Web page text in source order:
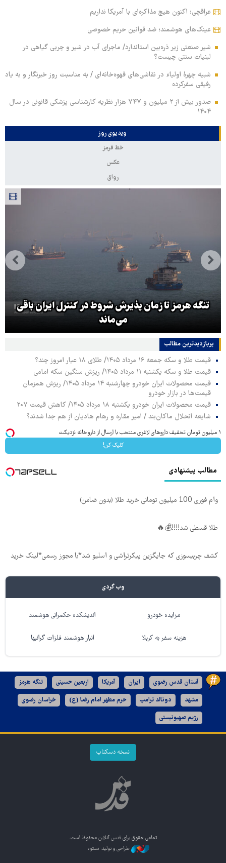
عراقچی: اکنون هیچ مذاکره‌ای با آمریکا نداریم
عینک‌های هوشمند؛ ضد قوانین حریم خصوصی
شیر صنعتی زیر ذره‌بین استاندارد/ ماجرای آب در شیر و چربی گیاهی در
لبنیات سنتی چیست؟
شبیه چهرۀ اولیاء در نقاشی‌های قهوه‌خانه‌ای / به مناسبت روز خبرنگار و به یاد
رفیقی سفرکرده
صدور بیش از ۲ میلیون و ۷۴۷ هزار نظریه کارشناسی پزشکی قانونی در سال
۱۴۰۴
ویدیوی روز
خط قرمز
عکس
رواق
تنگه هرمز تا زمان پذیرش شروط در کنترل ایران باقی
می‌ماند
پربازدیدترین‌ مطالب
قیمت طلا و سکه جمعه ۱۶ مرداد ۱۴۰۵/ طلای ۱۸ عیار امروز چند؟
قیمت طلا و سکه یکشنبه ۱۱ مرداد ۱۴۰۵/ ریزش سنگین سکه امامی
قیمت محصولات ایران خودرو چهارشنبه ۱۴ مرداد ۱۴۰۵/ ریزش همزمان
قیمت‌ها در بازار خودرو
قیمت محصولات ایران خودرو یکشنبه ۱۸ مرداد ۱۴۰۵/ کاهش قیمت ۲۰۷
شایعه انحلال ماکان‌بند / امیر مقاره و رهام هادیان از هم جدا شدند؟
۱ میلیون تومان تخفیف داروهای لاغری منتخب با ارسال از داروخانه نزدیکت
کلیک کن!
مطالب پیشنهادی
وام فوری 100 میلیون تومانی خرید طلا (بدون ضامن)
طلا قسطی شد!!!!💰🔥
کشف چربیسوزی که جایگزین پیکرتراشی و اسلیو شد*با مجوز رسمی*لینک خرید
وب گردی
مزایده خودرو اندیشکده حکمرانی هوشمند
هزینه سفر به کربلا انبار هوشمند فلزات گرانبها
آستان قدس رضوی ایران آمریکا اربعین حسینی تنگه هرمز
مشهد دونالد ترامپ حرم مطهر امام رضا (ع) خراسان رضوی
رژیم صهیونیستی
نسخه دسکتاپ
تمامی حقوق برای قدس آنلاین محفوظ است.
طراحی و تولید: نستوه